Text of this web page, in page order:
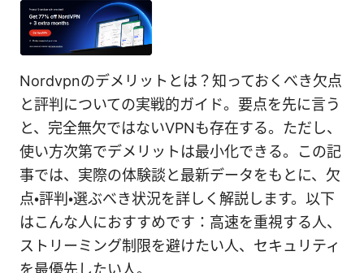
Nordvpnのデメリットとは？知っておくべき欠点
と評判についての実戦的ガイド。要点を先に言う
と、完全無欠ではないVPNも存在する。ただし、
使い方次第でデメリットは最小化できる。この記
事では、実際の体験談と最新データをもとに、欠
点・評判・選ぶべき状況を詳しく解説します。以下
はこんな人におすすめです：高速を重視する人、
ストリーミング制限を避けたい人、セキュリティ
を最優先したい人。